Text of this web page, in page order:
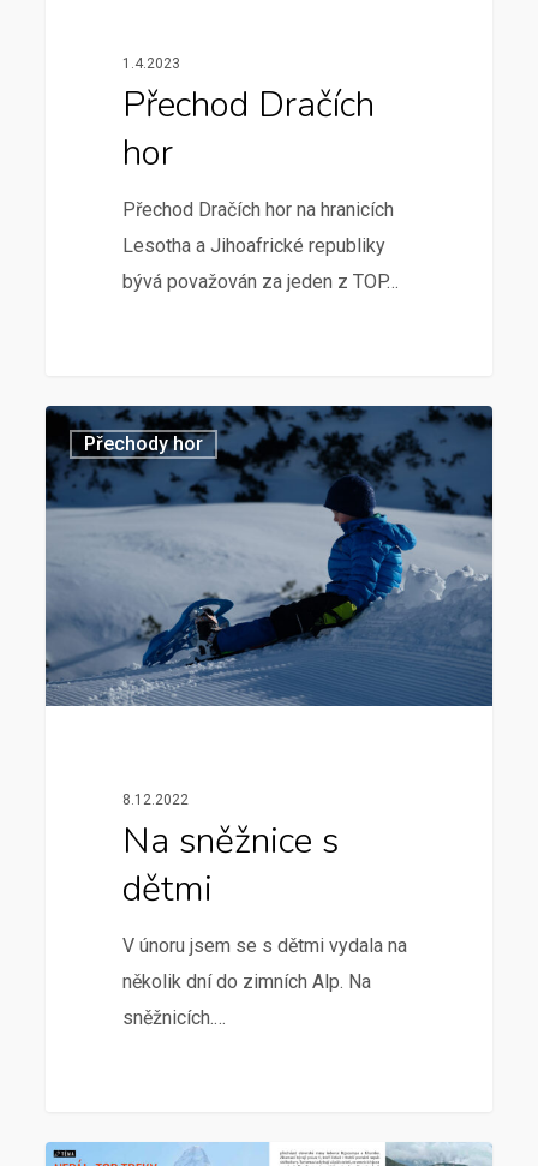
1.4.2023
Přechod Dračích
hor
Přechod Dračích hor na hranicích
Lesotha a Jihoafrické republiky
bývá považován za jeden z TOP…
Přechody hor
8.12.2022
Na sněžnice s
dětmi
V únoru jsem se s dětmi vydala na
několik dní do zimních Alp. Na
sněžnicích.…